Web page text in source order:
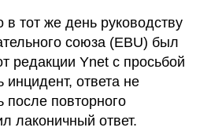
в тот же день руководству
союза (EBU) был
редакции Ynet с просьбой
инцидент, ответа не
повторного
лаконичный ответ.